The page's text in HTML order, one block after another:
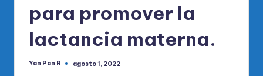
el
R
para promover la
lactancia materna.
Publicado
Yan Pan R agosto 1, 2022